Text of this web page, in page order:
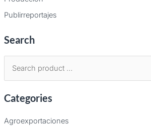
Publirreportajes
Search
s
Categories
Agroexportaciones